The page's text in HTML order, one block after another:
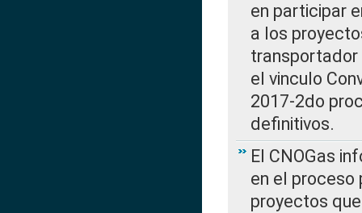
en participar
a los
transportador
el vinculo
2017-2do
definitivos.
El CNOGas
en el proceso
proyectos